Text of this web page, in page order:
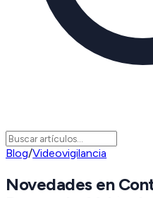
Blog/Videovigilancia
Novedades en